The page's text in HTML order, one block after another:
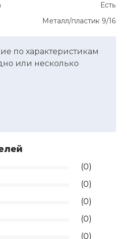
Есть
Металл/пластик 9/16
по характеристикам
или несколько
(0)
(0)
(0)
(0)
(0)